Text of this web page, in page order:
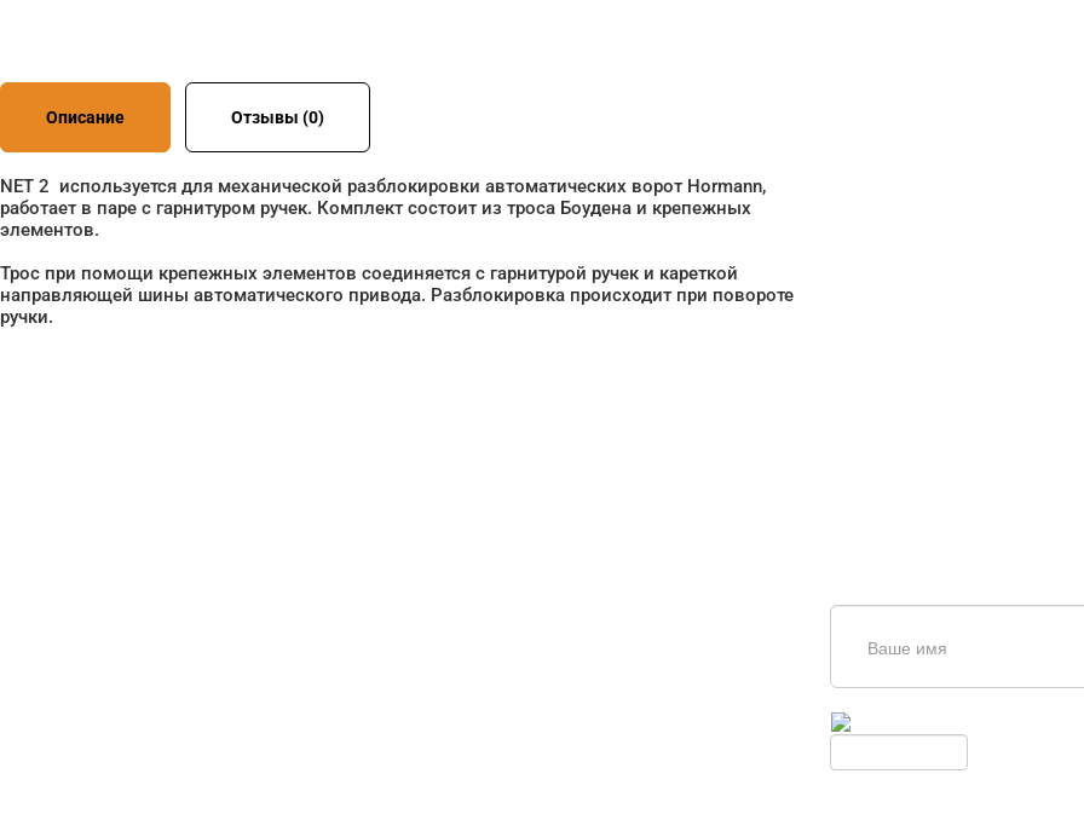
Описание Отзывы (0)
NET 2 используется для механической разблокировки автоматических ворот Hormann,
работает в паре с гарнитуром ручек. Комплект состоит из троса Боудена и крепежных
элементов.
Трос при помощи крепежных элементов соединяется с гарнитурой ручек и кареткой
направляющей шины автоматического привода. Разблокировка происходит при повороте
ручки.